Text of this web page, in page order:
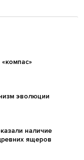
эволюции
наличие
ящеров